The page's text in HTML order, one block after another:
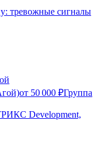
тревожные сигналы
от 50 000 ₽Группа
Development,